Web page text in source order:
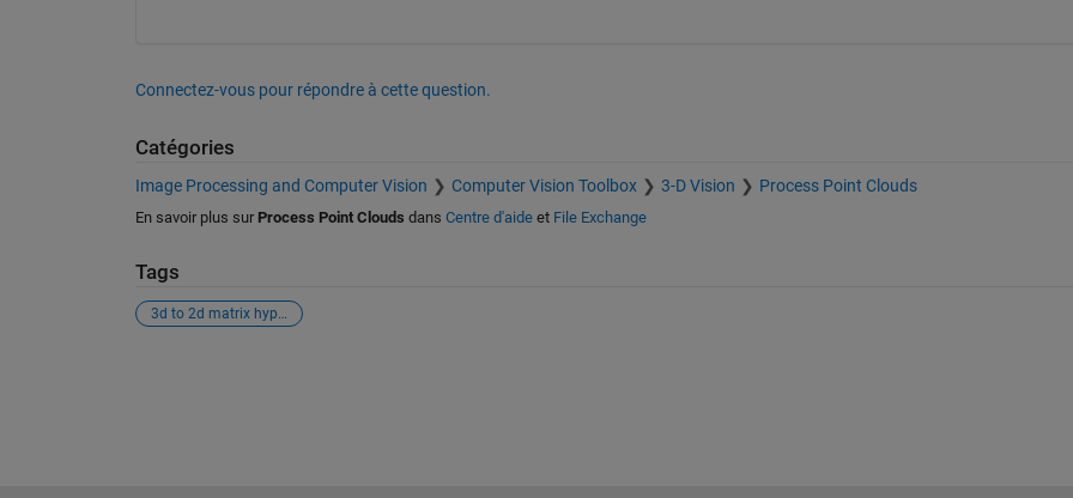
Connectez-vous pour répondre à cette question.
Catégories
Image Processing and Computer Vision Computer Vision Toolbox 3-D Vision Process Point Clouds
En savoir plus sur Process Point Clouds dans Centre d'aideet File Exchange
Tags
3d to 2d matrix hyperspectral images